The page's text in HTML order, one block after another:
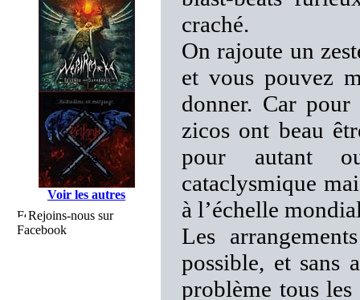
Voir les autres
Rejoins-nous sur
Facebook
craché.
On rajoute un
et vous pouvez
donner. Car
zicos ont beau
pour autant
cataclysmique
à l’échelle
Les
possible, et sans
problème tous